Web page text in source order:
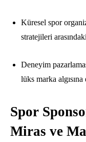
Küresel spor
stratejileri
Deneyim
lüks marka algısına
Spor
Miras ve